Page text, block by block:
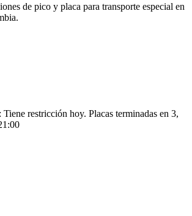
de pico y placa para transporte especial en
restricción hoy. Placas terminadas en 3,